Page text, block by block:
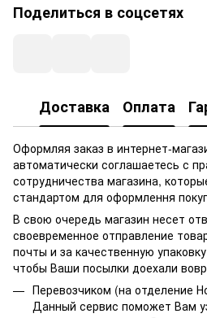
Поделиться в соцсетях
Доставка Оплата
Оформляя заказ в интернет-
автоматически соглашаетесь с
сотрудничества магазина,
стандартом для оформлення
В свою очередь магазин несет
своевременное отправление
почты и за качественную
чтобы Ваши посылки доехали
Перевозчиком (на отделение
Данный сервис поможет Вам